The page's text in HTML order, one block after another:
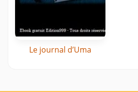
Le journal d’Uma